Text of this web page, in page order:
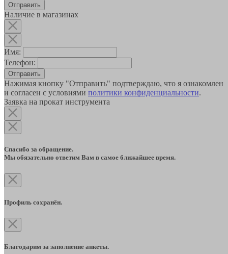
Наличие в магазинах
Имя:
Телефон:
Отправить
Нажимая кнопку "Отправить" подтверждаю, что я ознакомлен
и согласен с условиями политики конфиденциальности.
Заявка на прокат инструмента
Спасибо за обращение.
Мы обязательно ответим Вам в самое ближайшее время.
Профиль сохранён.
Благодарим за заполнение анкеты.